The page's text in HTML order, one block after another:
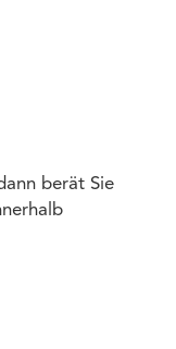
berät Sie